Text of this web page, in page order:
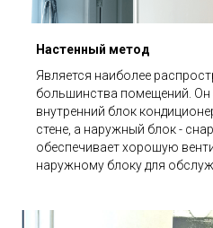
Настенный метод
Является наиболее
большинства помещений. Он
внутренний блок
стене, а наружный блок -
обеспечивает хорошую
наружному блоку для